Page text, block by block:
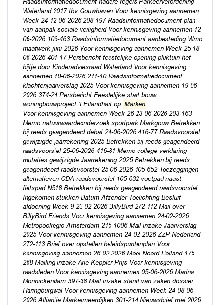
Raadsinformatiedocument nadere regels Parkeerverordening
Waterland 2017 tbv Gouwhaven Voor kennisgeving aannemen
Week 24 12-06-2026 208-197 Raadsinformatiedocument plan
van aanpak sociale veiligheid Voor kennisgeving aannemen 12-
06-2026 106-463 Raadsinformatiedocument aanbesteding Wmo
maatwerk juni 2026 Voor kennisgeving aannemen Week 25 18-
06-2026 401-17 Persbericht feestelijke opening pluktuin het
bijtje door Kinderadviesraad Waterland Voor kennisgeving
aannemen 18-06-2026 211-10 Raadsinformatiedocument
klachtenjaarverslag 2025 Voor kennisgeving aannemen 19-06-
2026 374-24 Persbericht Feestelijke start bouw
woningbouwproject ’t Eilandhart op Marken
Voor kennisgeving aannemen Week 26 23-06-2026 203-163
Memo natuurwaardeonderzoek sportpark Markgouw Betrekken
bij reeds geagendeerd debat 24-06-2026 416-77 Raadsvoorstel
gewijzigde jaarrekening 2025 Betrekken bij reeds geagendeerd
raadsvoorstel 25-06-2026 416-81 Memo college verklaring
mutaties gewijzigde Jaarrekening 2025 Betrekken bij reeds
geagendeerd raadsvoorstel 25-06-2026 105-652 Toezeggingen
alternatieven CDA raadsvoorstel 105-632 voetpad naast
fietspad N518 Betrekken bij reeds geagendeerd raadsvoorstel
Ingekomen stukken Datum Afzender Toelichting Besluit
afdoening Week 9 23-02-2026 BillyBird 272-112 Mail over
BillyBird Friends Voor kennisgeving aannemen 24-02-2026
Metropoolregio Amsterdam 215-1006 Mail inzake Jaarverslag
2025 Voor kennisgeving aannemen 24-02-2026 ZZP Nederland
272-113 Brief over opstellen beleidspuntenplan Voor
kennisgeving aannemen 26-02-2026 Mooi Noord-Holland 175-
268 Mailing inzake Arie Keppler Prijs Voor kennisgeving
raadsleden Voor kennisgeving aannemen 05-06-2026 Marina
Monnickendam 397-38 Mail inzake stand van zaken dossier
Haringburgwal Voor kennisgeving aannemen Week 24 08-06-
2026 Alliantie Markermeerdijken 301-214 Nieuwsbrief mei 2026